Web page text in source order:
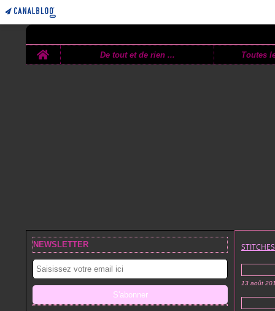
Home
De tout et de rien ... Toutes
NEWSLETTER
13 août